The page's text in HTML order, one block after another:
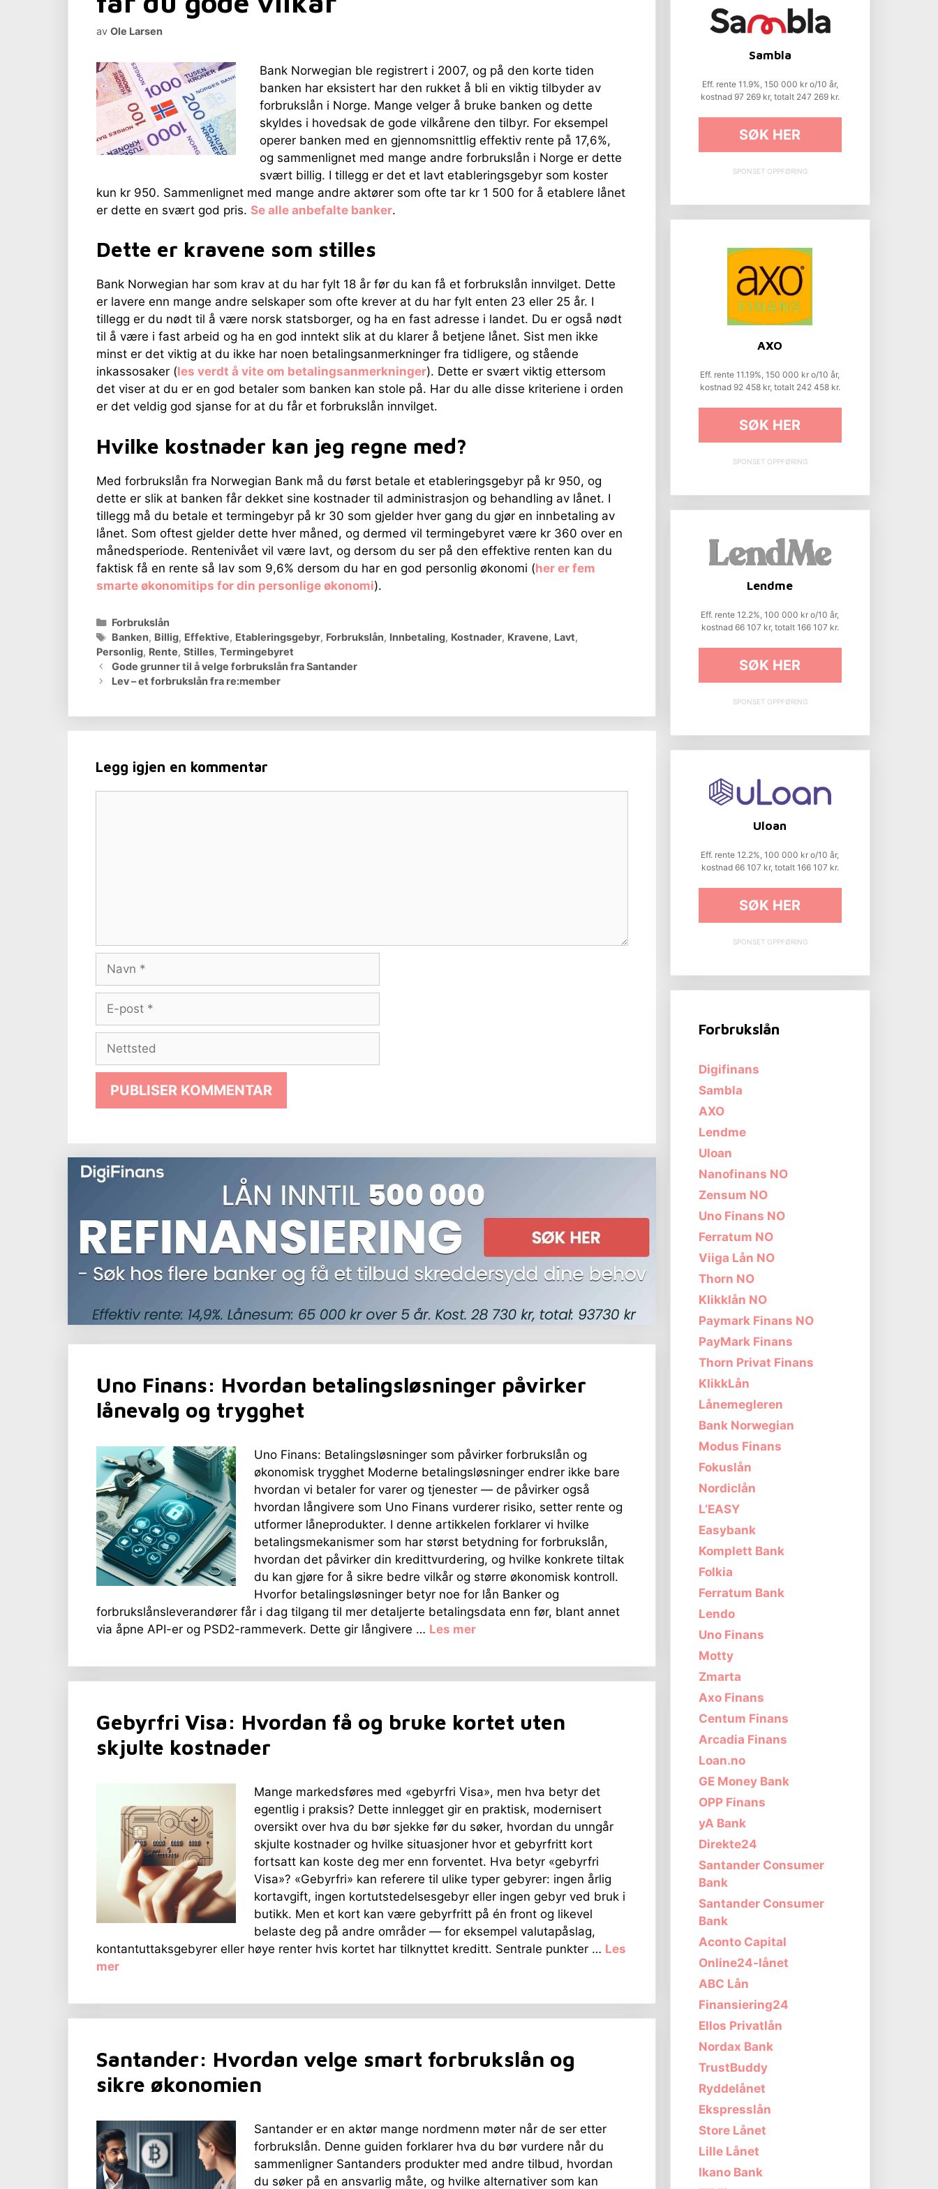
av Ole Larsen
Bank Norwegian ble registrert i 2007, og på den korte tiden
banken har eksistert har den rukket å bli en viktig tilbyder av
forbrukslån i Norge. Mange velger å bruke banken og dette
skyldes i hovedsak de gode vilkårene den tilbyr. For eksempel
operer banken med en gjennomsnittlig effektiv rente på 17,6%,
og sammenlignet med mange andre forbrukslån i Norge er dette
svært billig. I tillegg er det et lavt etableringsgebyr som koster
kun kr 950. Sammenlignet med mange andre aktører som ofte tar kr 1 500 for å etablere lånet
er dette en svært god pris. Se alle anbefalte banker.
Dette er kravene som stilles
Bank Norwegian har som krav at du har fylt 18 år før du kan få et forbrukslån innvilget. Dette
er lavere enn mange andre selskaper som ofte krever at du har fylt enten 23 eller 25 år. I
tillegg er du nødt til å være norsk statsborger, og ha en fast adresse i landet. Du er også nødt
til å være i fast arbeid og ha en god inntekt slik at du klarer å betjene lånet. Sist men ikke
minst er det viktig at du ikke har noen betalingsanmerkninger fra tidligere, og stående
inkassosaker (les verdt å vite om betalingsanmerkninger). Dette er svært viktig ettersom
det viser at du er en god betaler som banken kan stole på. Har du alle disse kriteriene i orden
er det veldig god sjanse for at du får et forbrukslån innvilget.
Hvilke kostnader kan jeg regne med?
Med forbrukslån fra Norwegian Bank må du først betale et etableringsgebyr på kr 950, og
dette er slik at banken får dekket sine kostnader til administrasjon og behandling av lånet. I
tillegg må du betale et termingebyr på kr 30 som gjelder hver gang du gjør en innbetaling av
lånet. Som oftest gjelder dette hver måned, og dermed vil termingebyret være kr 360 over en
månedsperiode. Rentenivået vil være lavt, og dersom du ser på den effektive renten kan du
faktisk få en rente så lav som 9,6% dersom du har en god personlig økonomi (her er fem
smarte økonomitips for din personlige økonomi).
Kategorier
Forbrukslån
Stikkord
Banken, Billig, Effektive, Etableringsgebyr, Forbrukslån, Innbetaling, Kostnader, Kravene, Lavt,
Personlig, Rente, Stilles, Termingebyret
Gode grunner til å velge forbrukslån fra Santander
Lev – et forbrukslån fra re:member
Legg igjen en kommentar
post
Uno Finans: Hvordan betalingsløsninger påvirker
lånevalg og trygghet
Uno Finans: Betalingsløsninger som påvirker forbrukslån og
økonomisk trygghet Moderne betalingsløsninger endrer ikke bare
hvordan vi betaler for varer og tjenester — de påvirker også
hvordan långivere som Uno Finans vurderer risiko, setter rente og
utformer låneprodukter. I denne artikkelen forklarer vi hvilke
betalingsmekanismer som har størst betydning for forbrukslån,
hvordan det påvirker din kredittvurdering, og hvilke konkrete tiltak
du kan gjøre for å sikre bedre vilkår og større økonomisk kontroll.
Hvorfor betalingsløsninger betyr noe for lån Banker og
forbrukslånsleverandører får i dag tilgang til mer detaljerte betalingsdata enn før, blant annet
via åpne API-er og PSD2-rammeverk. Dette gir långivere … Les mer
Gebyrfri Visa: Hvordan få og bruke kortet uten
skjulte kostnader
Mange markedsføres med «gebyrfri Visa», men hva betyr det
egentlig i praksis? Dette innlegget gir en praktisk, modernisert
oversikt over hva du bør sjekke før du søker, hvordan du unngår
skjulte kostnader og hvilke situasjoner hvor et gebyrfritt kort
fortsatt kan koste deg mer enn forventet. Hva betyr «gebyrfri
Visa»? «Gebyrfri» kan referere til ulike typer gebyrer: ingen årlig
kortavgift, ingen kortutstedelsesgebyr eller ingen gebyr ved bruk i
butikk. Men et kort kan være gebyrfritt på én front og likevel
belaste deg på andre områder — for eksempel valutapåslag,
kontantuttaksgebyrer eller høye renter hvis kortet har tilknyttet kreditt. Sentrale punkter … Les
mer
Santander: Hvordan velge smart forbrukslån og
sikre økonomien
Santander er en aktør mange nordmenn møter når de ser etter
forbrukslån. Denne guiden forklarer hva du bør vurdere når du
sammenligner Santanders produkter med andre tilbud, hvordan
du søker på en ansvarlig måte, og hvilke alternativer som kan
Sambla
Eff. rente 11.9%, 150 000 kr o/10 år,
kostnad 97 269 kr, totalt 247 269 kr.
SØK HER
SPONSET OPPFØRING
AXO
Eff. rente 11.19%, 150 000 kr o/10 år,
kostnad 92 458 kr, totalt 242 458 kr.
SØK HER
SPONSET OPPFØRING
Lendme
Eff. rente 12.2%, 100 000 kr o/10 år,
kostnad 66 107 kr, totalt 166 107 kr.
SØK HER
SPONSET OPPFØRING
Uloan
Eff. rente 12.2%, 100 000 kr o/10 år,
kostnad 66 107 kr, totalt 166 107 kr.
SØK HER
SPONSET OPPFØRING
Forbrukslån
Digifinans
Sambla
AXO
Lendme
Uloan
Nanofinans NO
Zensum NO
Uno Finans NO
Ferratum NO
Viiga Lån NO
Thorn NO
Klikklån NO
Paymark Finans NO
PayMark Finans
Thorn Privat Finans
KlikkLån
Lånemegleren
Bank Norwegian
Modus Finans
Fokuslån
Nordiclån
L’EASY
Easybank
Komplett Bank
Folkia
Ferratum Bank
Lendo
Uno Finans
Motty
Zmarta
Axo Finans
Centum Finans
Arcadia Finans
Loan.no
GE Money Bank
OPP Finans
yA Bank
Direkte24
Santander Consumer
Bank
Santander Consumer
Bank
Aconto Capital
Online24-lånet
ABC Lån
Finansiering24
Ellos Privatlån
Nordax Bank
TrustBuddy
Ryddelånet
Ekspresslån
Store Lånet
Lille Lånet
Ikano Bank